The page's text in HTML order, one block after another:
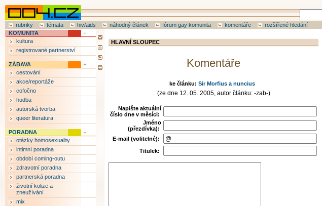
rubriky témata hiv/aids náhodný článek fórum gay komunita komentáře rozšířené hledání
HLAVNÍ SLOUPEC
Komentáře
ke článku: Sir Morfius a nuncius
(ze dne 12. 05. 2005, autor článku: -zab-)
Napište aktuální
číslo dne v měsíci:
Jméno
(přezdívka):
E-mail (volitelné):
Titulek:
KOMUNITA
kultura
registrované partnerství
ZÁBAVA
cestování
akce/reportáže
cofočno
hudba
autorská tvorba
queer literatura
PORADNA
otázky homosexuality
intimní poradna
období coming-outu
zdravotní poradna
partnerská poradna
životní kolize a
zneužívání
mix